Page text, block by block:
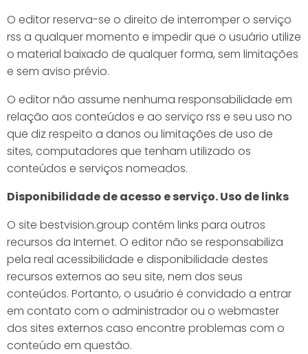
O editor reserva-se o direito de interromper o serviço
rss a qualquer momento e impedir que o usuário utilize
o material baixado de qualquer forma, sem limitações
e sem aviso prévio.
O editor não assume nenhuma responsabilidade em
relação aos conteúdos e ao serviço rss e seu uso no
que diz respeito a danos ou limitações de uso de
sites, computadores que tenham utilizado os
conteúdos e serviços nomeados.
Disponibilidade de acesso e serviço. Uso de links
O site bestvision.group contém links para outros
recursos da Internet. O editor não se responsabiliza
pela real acessibilidade e disponibilidade destes
recursos externos ao seu site, nem dos seus
conteúdos. Portanto, o usuário é convidado a entrar
em contato com o administrador ou o webmaster
dos sites externos caso encontre problemas com o
conteúdo em questão.